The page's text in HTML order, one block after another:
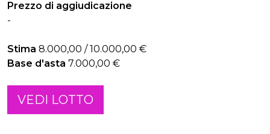
Prezzo di aggiudicazione
-
Stima 8.000,00 / 10.000,00 €
Base d'asta 7.000,00 €
VEDI LOTTO